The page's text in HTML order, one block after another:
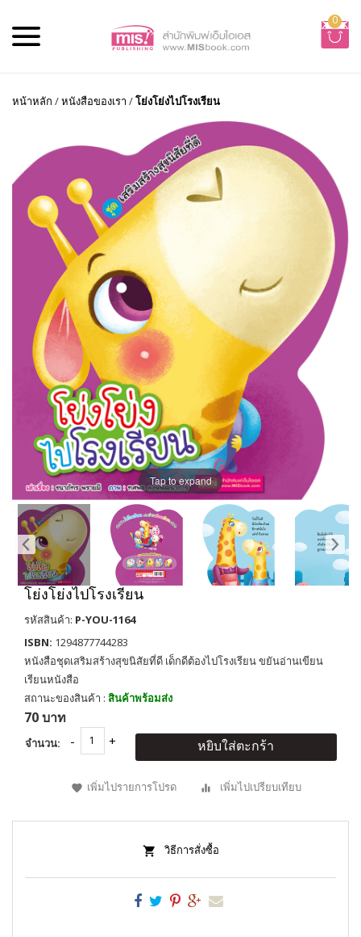
0
หน้าหลัก /หนังสือของเรา /โย่งโย่งไปโรงเรียน
Tap to expand
โย่งโย่งไปโรงเรียน
รหัสสินค้า: P-YOU-1164
ISBN: 1294877744283
หนังสือชุดเสริมสร้างสุขนิสัยที่ดี เด็กดีต้องไปโรงเรียน ขยันอ่านเขียน
เรียนหนังสือ
สถานะของสินค้า : สินค้าพร้อมส่ง
70 บาท
จำนวน: หยิบใส่ตะกร้า
เพิ่มไปรายการโปรด เพิ่มไปเปรียบเทียบ
วิธีการสั่งซื้อ